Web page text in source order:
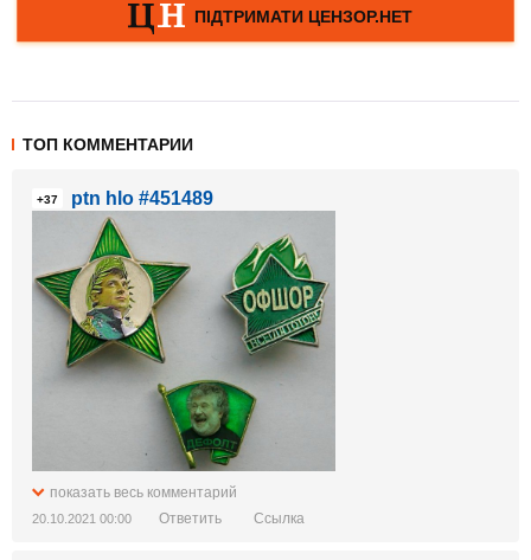
ТОП КОММЕНТАРИИ
+37 ptn hlo #451489
показать весь комментарий
20.10.2021 00:00 Ответить Ссылка